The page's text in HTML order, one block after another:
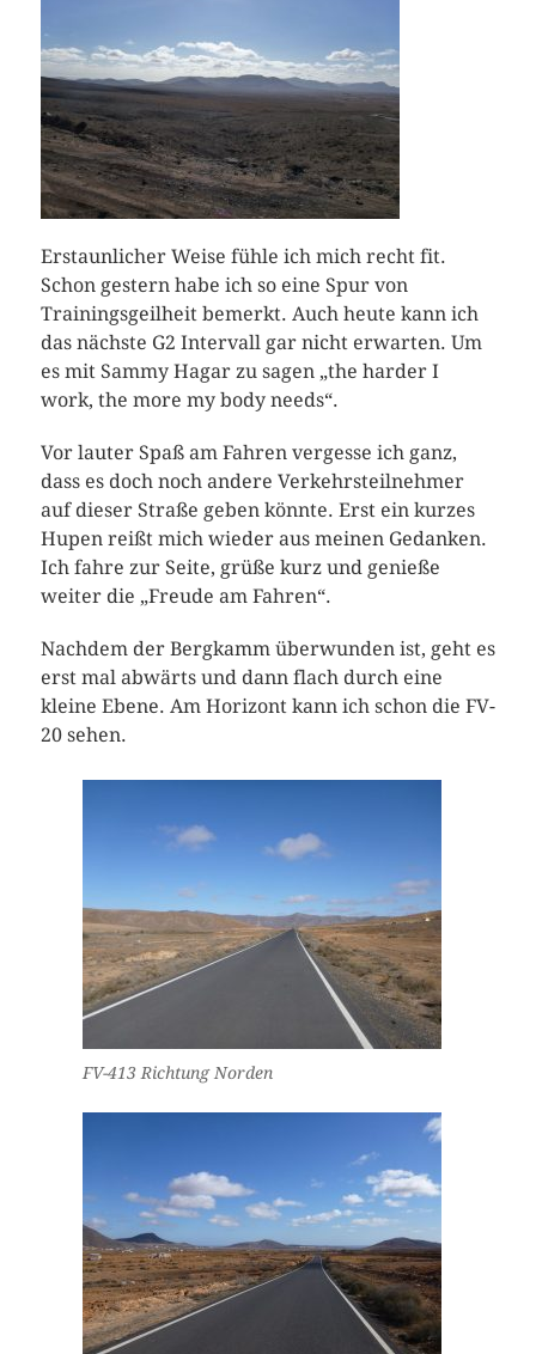
Erstaunlicher Weise fühle ich mich recht fit.
Schon gestern habe ich so eine Spur von
Trainingsgeilheit bemerkt. Auch heute kann ich
das nächste G2 Intervall gar nicht erwarten. Um
es mit Sammy Hagar zu sagen „the harder I
work, the more my body needs“.
Vor lauter Spaß am Fahren vergesse ich ganz,
dass es doch noch andere Verkehrsteilnehmer
auf dieser Straße geben könnte. Erst ein kurzes
Hupen reißt mich wieder aus meinen Gedanken.
Ich fahre zur Seite, grüße kurz und genieße
weiter die „Freude am Fahren“.
Nachdem der Bergkamm überwunden ist, geht es
erst mal abwärts und dann flach durch eine
kleine Ebene. Am Horizont kann ich schon die FV-
20 sehen.
FV-413 Richtung Norden